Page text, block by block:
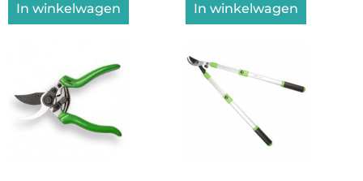
In winkelwagen In winkelwagen